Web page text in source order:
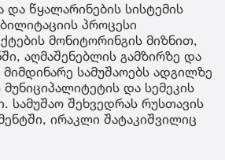
წყალარინების სისტემის
პროცესი
მონიტორინგის მიზნით,
აღმაშენებლის გამზირზე და
სამუშაოებს ადგილზე
მუნიციპალიტეტის და სემეკის
სამუშაო შეხვედრას რუსთავის
ირაკლი შატაკიშვილიც